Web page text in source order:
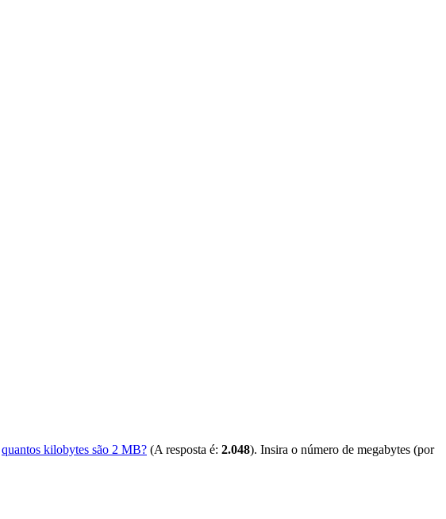
quantos kilobytes são 2 MB? (A resposta é: 2.048). Insira o número de megabytes (por